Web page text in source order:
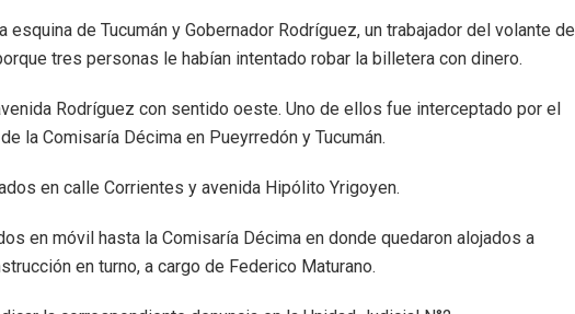
esquina de Tucumán y Gobernador Rodríguez, un trabajador del volante de
tres personas le habían intentado robar la billetera con dinero.
Rodríguez con sentido oeste. Uno de ellos fue interceptado por el
la Comisaría Décima en Pueyrredón y Tucumán.
en calle Corrientes y avenida Hipólito Yrigoyen.
en móvil hasta la Comisaría Décima en donde quedaron alojados a
en turno, a cargo de Federico Maturano.